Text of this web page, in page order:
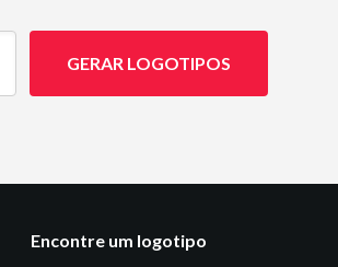
GERAR LOGOTIPOS
Encontre um logotipo